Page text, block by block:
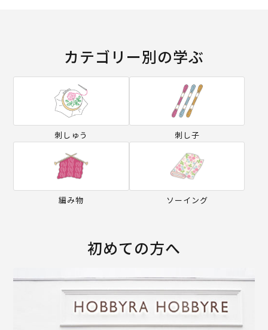
カテゴリー別の学ぶ
刺しゅう 刺し子
編み物 ソーイング
初めての方へ